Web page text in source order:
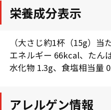
栄養成分表示
（大さじ約1杯（15g）当
エネルギー 66kcal、たん
水化物 1.3g、食塩相当量
アレルゲン情報